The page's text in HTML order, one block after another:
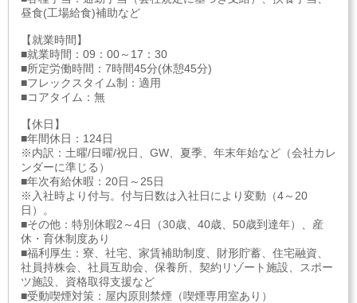
昼食(工場給食)補助など
【就業時間】
■就業時間：09：00～17：30
■所定労働時間：7時間45分(休憩45分)
■フレックスタイム制：適用
■コアタイム：無
【休日】
■年間休日：124日
※内訳：土曜/日曜/祝日、GW、夏季、年末年始など（会社カレ
ンダーに準じる）
■年次有給休暇：20日～25日
※入社時より付与。付与日数は入社日により変動（4～20
日）。
■その他：特別休暇2～4日（30歳、40歳、50歳到達年）、産
休・育休制度あり
■福利厚生：寮、社宅、家賃補助制度、財形貯蓄、住宅融資、
社員持株会、社員互助会、保養所、契約リゾート施設、スポー
ツ施設、資格取得支援など
■受動喫煙対策：屋内原則禁煙（喫煙専用室あり）